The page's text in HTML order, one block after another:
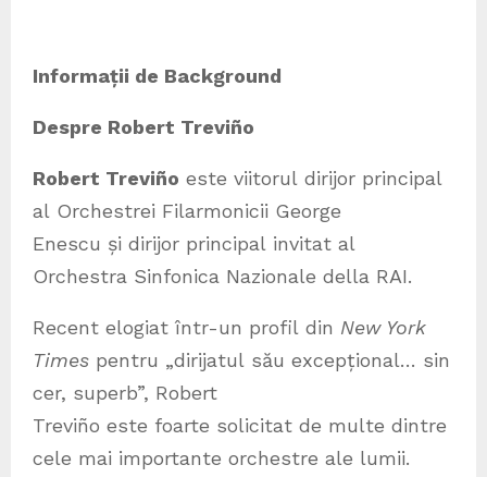
Informații de Background
Despre Robert Treviño
Robert Treviño este viitorul dirijor principal
al Orchestrei Filarmonicii George
Enescu și dirijor principal invitat al
Orchestra Sinfonica Nazionale della RAI.
Recent elogiat într-un profil din New York
Times pentru „dirijatul său excepțional… sin
cer, superb”, Robert
Treviño este foarte solicitat de multe dintre
cele mai importante orchestre ale lumii.